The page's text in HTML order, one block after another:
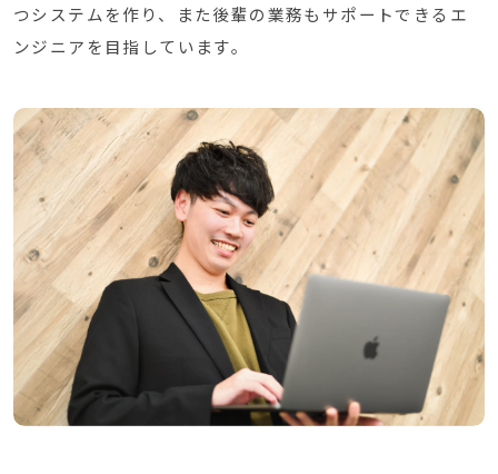
つシステムを作り、また後輩の業務もサポートできるエ
ンジニアを目指しています。